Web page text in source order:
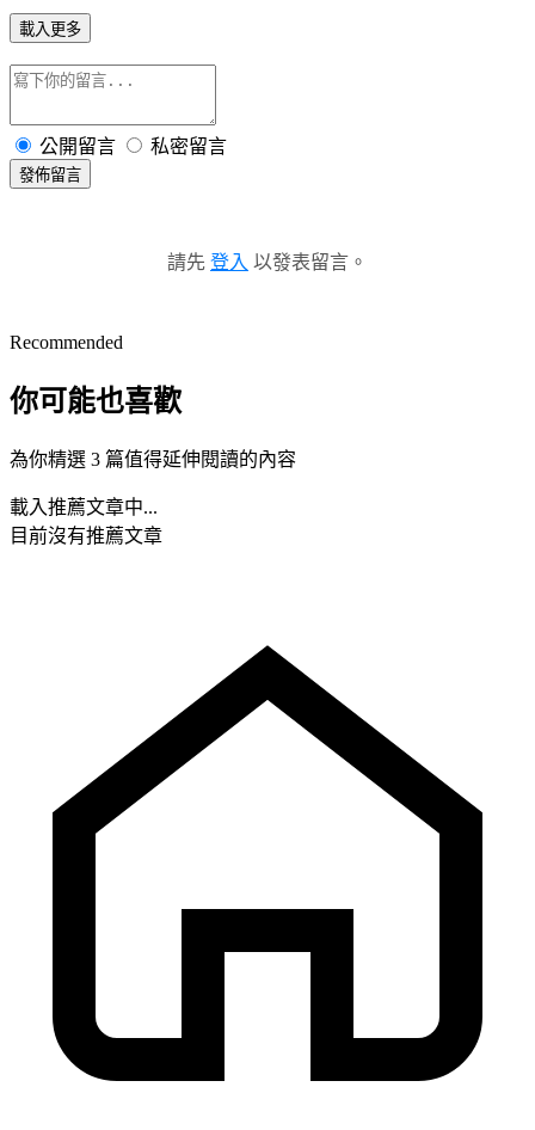
載入更多
公開留言 私密留言
發佈留言
請先 登入 以發表留言。
Recommended
你可能也喜歡
為你精選 3 篇值得延伸閱讀的內容
載入推薦文章中...
目前沒有推薦文章